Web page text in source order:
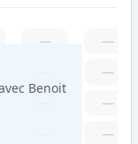
—
—
—
—
—
Benoit